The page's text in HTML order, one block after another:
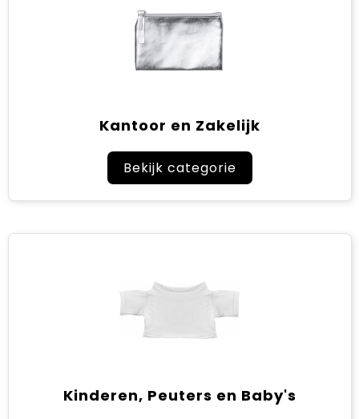
Kantoor en Zakelijk
Bekijk categorie
Kinderen, Peuters en Baby's